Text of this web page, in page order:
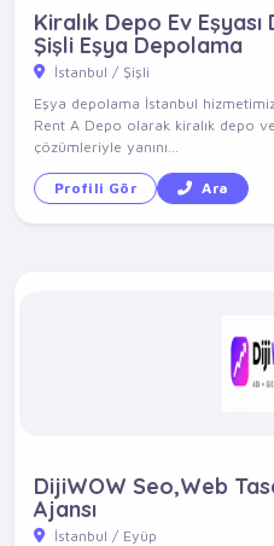
Kiralık Depo Ev
Şişli Eşya Depolama
İstanbul / Şişli
Eşya depolama İstanbul
Rent A Depo olarak kiralık depo
çözümleriyle yanını...
Profili Gör Ara
DijiWOW Seo,Web
Ajansı
İstanbul / Eyüp